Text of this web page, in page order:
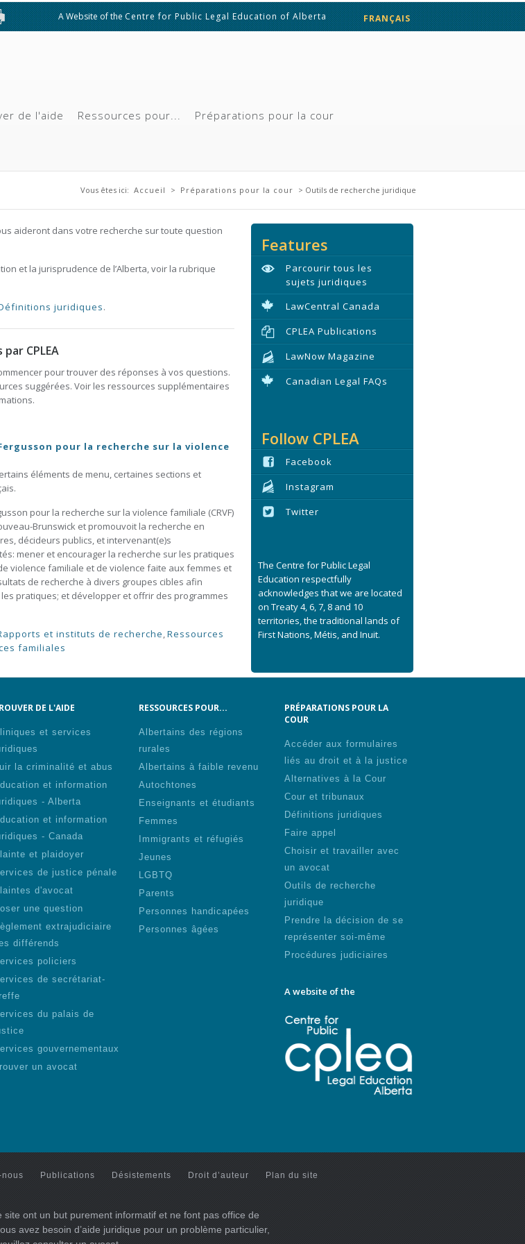
A Website of theCentre for Public Legal Education of Alberta FRANÇAIS
de l'aide Ressources pour... Préparations pour la cour
Vous êtes ici
Vous êtes ici: Accueil > Préparations pour la cour > Outils de recherche juridique
aideront dans votre recherche sur toute question
et la jurisprudence de l’Alberta, voir la rubrique
juridiques.
CPLEA
pour trouver des réponses à vos questions.
suggérées. Voir les ressources supplémentaires
pour la recherche sur la violence
éléments de menu, certaines sections et
pour la recherche sur la violence familiale (CRVF)
Brunswick et promouvoit la recherche en
décideurs publics, et intervenant(e)s
mener et encourager la recherche sur les pratiques
violence familiale et de violence faite aux femmes et
de recherche à divers groupes cibles afin
pratiques; et développer et offrir des programmes
et instituts de recherche,Ressources
familiales
Features
Parcourir tous les
sujets juridiques
LawCentral Canada
CPLEA Publications
LawNow Magazine
Canadian Legal FAQs
Follow CPLEA
Facebook
Instagram
Twitter
The Centre for Public Legal
Education respectfully
acknowledges that we are located
on Treaty 4, 6, 7, 8 and 10
territories, the traditional lands of
First Nations, Métis, and Inuit.
DE L'AIDE
et services
la criminalité et abus
et information
- Alberta
et information
- Canada
et plaidoyer
de justice pénale
d'avocat
une question
extrajudiciaire
différends
policiers
de secrétariat-
du palais de
gouvernementaux
un avocat
RESSOURCES POUR...
Albertains des régions
rurales
Albertains à faible revenu
Autochtones
Enseignants et étudiants
Femmes
Immigrants et réfugiés
Jeunes
LGBTQ
Parents
Personnes handicapées
Personnes âgées
PRÉPARATIONS POUR LA
COUR
Accéder aux formulaires
liés au droit et à la justice
Alternatives à la Cour
Cour et tribunaux
Définitions juridiques
Faire appel
Choisir et travailler avec
un avocat
Outils de recherche
juridique
Prendre la décision de se
représenter soi-même
Procédures judiciaires
A website of the
Publications Désistements Droit d’auteur Plan du site
site ont un but purement informatif et ne font pas office de
avez besoin d’aide juridique pour un problème particulier,